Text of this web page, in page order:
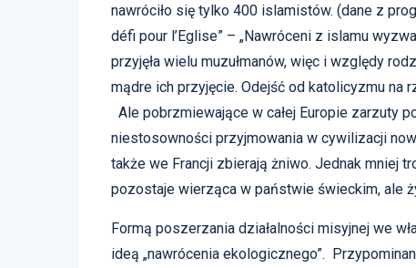
nawróciło się tylko 400 islamistów. (dane z
défi pour l’Eglise” – „Nawróceni z islamu
przyjęła wielu muzułmanów, więc i względy
mądre ich przyjęcie. Odejść od katolicyzmu na
Ale pobrzmiewające w całej Europie zarzuty
niestosowności przyjmowania w cywilizacji
także we Francji zbierają żniwo. Jednak mniej
pozostaje wierząca w państwie świeckim, ale
Formą poszerzania działalności misyjnej we
ideą „nawrócenia ekologicznego”.